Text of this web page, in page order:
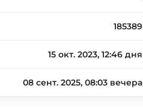
185389
15 окт. 2023, 12:46 дня
08 сент. 2025, 08:03 вечера